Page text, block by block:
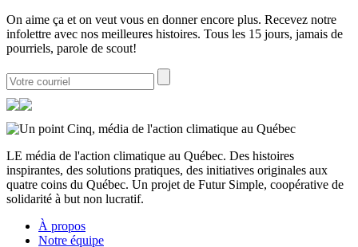
On aime ça et on veut vous en donner encore plus. Recevez notre
infolettre avec nos meilleures histoires. Tous les 15 jours, jamais de
pourriels, parole de scout!
LE média de l'action climatique au Québec. Des histoires
inspirantes, des solutions pratiques, des initiatives originales aux
quatre coins du Québec. Un projet de Futur Simple, coopérative de
solidarité à but non lucratif.
À propos
Notre équipe